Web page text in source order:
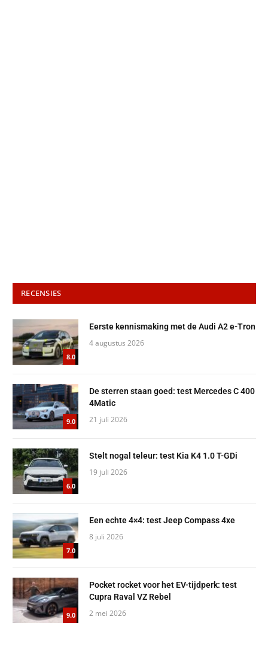
RECENSIES
8.0
Eerste kennismaking met de Audi A2 e-Tron
4 augustus 2026
9.0
De sterren staan goed: test Mercedes C 400
4Matic
21 juli 2026
6.0
Stelt nogal teleur: test Kia K4 1.0 T-GDi
19 juli 2026
7.0
Een echte 4×4: test Jeep Compass 4xe
8 juli 2026
9.0
Pocket rocket voor het EV-tijdperk: test
Cupra Raval VZ Rebel
2 mei 2026